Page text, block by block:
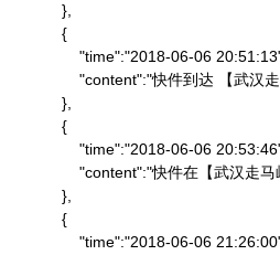
            },
            {
"time":"2018-06-06
"content":"快件到达 【武
            },
            {
"time":"2018-06-06
"content":"快件在【武
            },
            {
"time":"2018-06-06